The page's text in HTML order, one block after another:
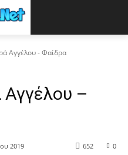
Αγγέλου - Φαίδρα
–
2019 0
652